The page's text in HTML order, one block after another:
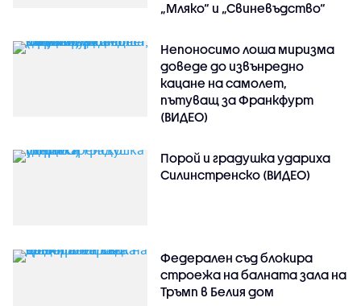
„Мляко“ и „Свиневъдство“
Непоносимо лоша миризма
доведе до извънредно
кацане на самолет,
пътуващ за Франкфурт
(ВИДЕО)
Порой и градушка удариха
Силинстренско (ВИДЕО)
Федерален съд блокира
строежа на балната зала на
Тръмп в Белия дом